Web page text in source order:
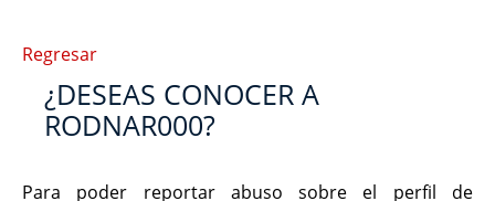
Regresar
¿DESEAS CONOCER A
RODNAR000?
Para poder reportar abuso sobre el perfil de